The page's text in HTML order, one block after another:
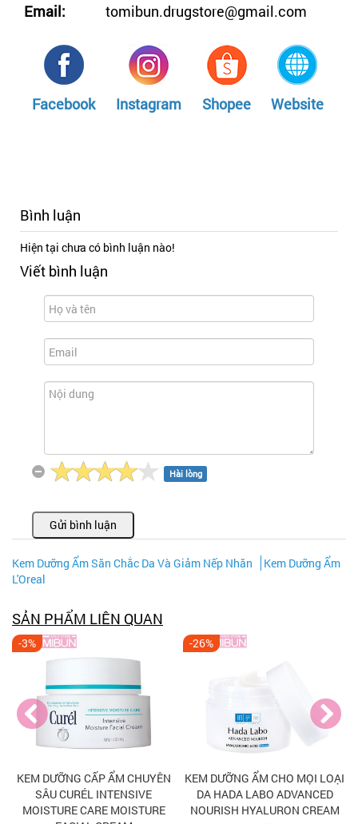
Email:
tomibun.drugstore@gmail.com
Facebook Instagram Shopee Website
Bình luận
Hiện tại chưa có bình luận nào!
Viết bình luận
Hài lòng
Gửi bình luận
Kem Dưỡng Ẩm Săn Chắc Da Và Giảm Nếp Nhăn
Kem Dưỡng Ẩm
L'Oreal
SẢN PHẨM LIÊN QUAN
-3%
KEM DƯỠNG CẤP ẨM CHUYÊN
SÂU CURÉL INTENSIVE
MOISTURE CARE MOISTURE
-26%
KEM DƯỠNG ẨM CHO MỌI LOẠI
DA HADA LABO ADVANCED
NOURISH HYALURON CREAM